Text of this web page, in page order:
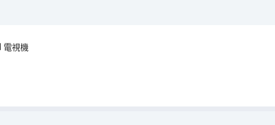
電視機